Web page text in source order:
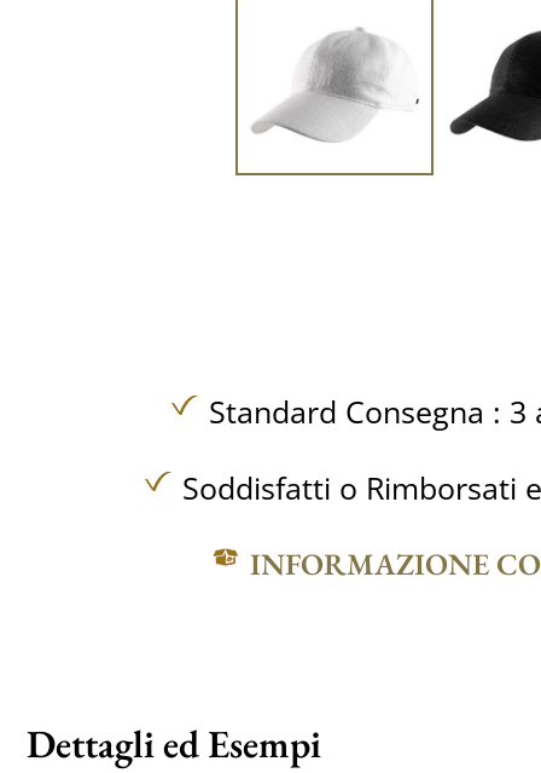
Standard Consegna : 3
Soddisfatti o Rimborsati
INFORMAZIONE
Dettagli ed Esempi